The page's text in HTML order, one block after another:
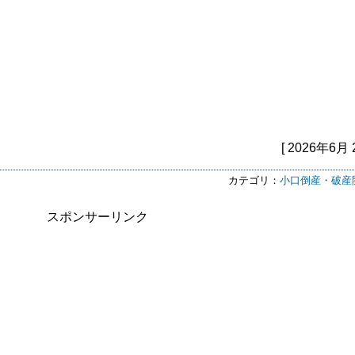
[ 2026年6月
カテゴリ： 小口倒産・破産
スポンサーリンク